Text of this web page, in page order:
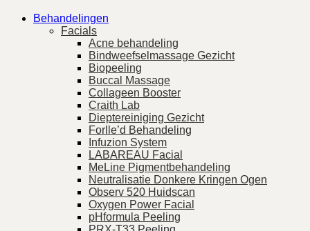
Behandelingen
Facials
Acne behandeling
Bindweefselmassage Gezicht
Biopeeling
Buccal Massage
Collageen Booster
Craith Lab
Dieptereiniging Gezicht
Forlle’d Behandeling
Infuzion System
LABAREAU Facial
MeLine Pigmentbehandeling
Neutralisatie Donkere Kringen Ogen
Observ 520 Huidscan
Oxygen Power Facial
pHformula Peeling